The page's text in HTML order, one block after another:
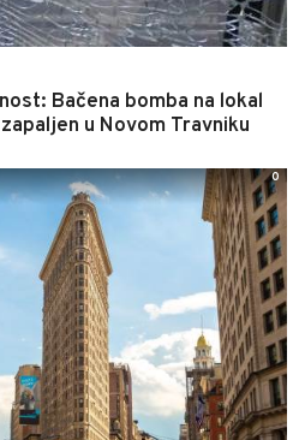
Bačena bomba na lokal
u Novom Travniku
0